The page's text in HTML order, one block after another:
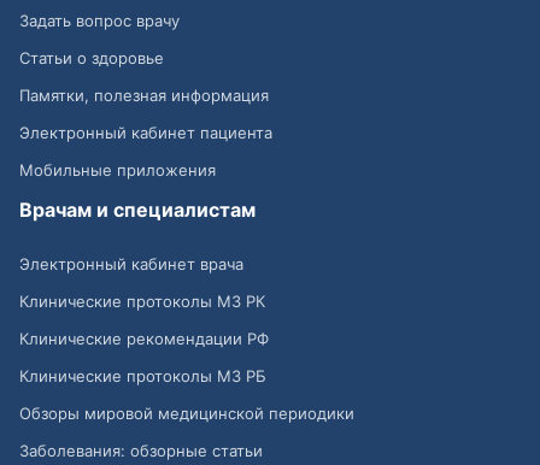
Задать вопрос врачу
Статьи о здоровье
Памятки, полезная информация
Электронный кабинет пациента
Мобильные приложения
Врачам и специалистам
Электронный кабинет врача
Клинические протоколы МЗ РК
Клинические рекомендации РФ
Клинические протоколы МЗ РБ
Обзоры мировой медицинской периодики
Заболевания: обзорные статьи